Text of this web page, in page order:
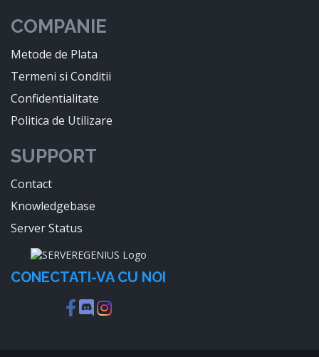
COMPANIE
Metode de Plata
Termeni si Conditii
Confidentialitate
Politica de Utilizare
SUPPORT
Contact
Knowledgebase
Server Status
CONECTATI-VA CU NOI